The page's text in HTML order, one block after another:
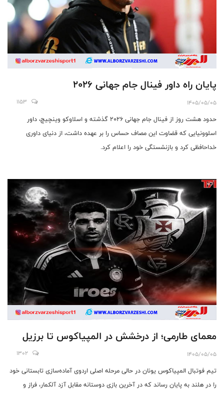
پایان راه داور فینال جام جهانی ۲۰۲۶
1405/05/05
1153
حدود هشت روز از فینال جام جهانی ۲۰۲۶ گذشته و اسلاوکو وینچیچ، داور
اسلوونیایی که قضاوت این مصاف حساس را بر عهده داشت، از دنیای داوری
خداحافظی کرد و بازنشستگی خود را اعلام کرد.
معمای طارمی؛ از درخشش در المپیاکوس تا برزیل
1405/05/05
1302
تیم فوتبال المپیاکوس یونان در حالی مرحله اصلی اردوی آماده‌سازی تابستانی خود
را در هلند به پایان رساند که در آخرین بازی دوستانه مقابل آزد آلکمار، فراز و